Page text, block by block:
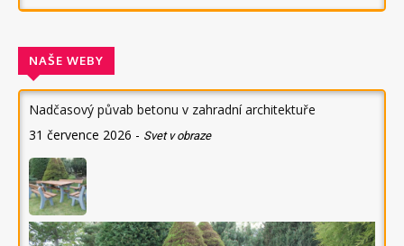
NAŠE WEBY
Nadčasový půvab betonu v zahradní architektuře
31 července 2026 - Svet v obraze